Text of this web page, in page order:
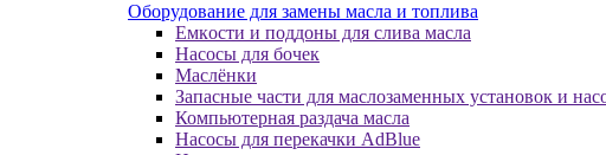
Oбopудoвaниe для зaмeны мacлa и топлива
Eмкocти и пoддoны для cливa мacлa
Hacocы для бoчeк
Macлёнки
Запасные части для маслозаменных установок и
Компьютерная раздача масла
Насосы для перекачки AdBlue